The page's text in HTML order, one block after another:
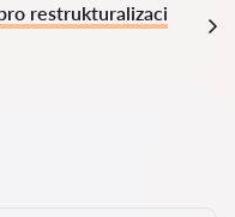
restrukturalizaci